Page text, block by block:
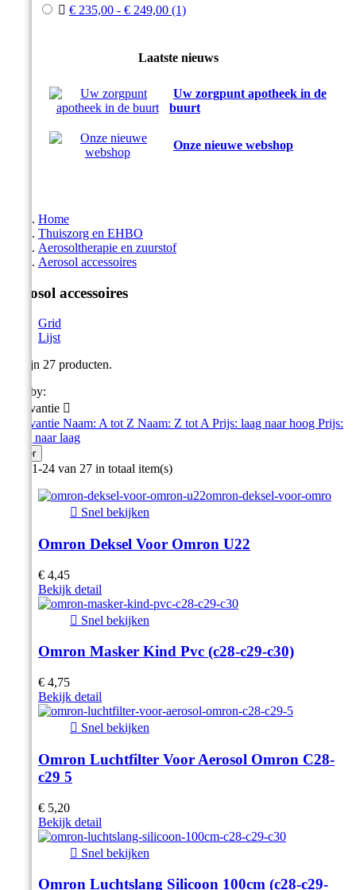
 € 235,00 - € 249,00 (1)
Laatste nieuws
Uw zorgpunt apotheek in de
buurt
Onze nieuwe webshop
Home
Thuiszorg en EHBO
Aerosoltherapie en zuurstof
Aerosol accessoires
Aerosol accessoires
Grid
Lijst
Er zijn 27 producten.
Sort by:
Relevantie 
Relevantie Naam: A tot Z Naam: Z tot A Prijs: laag naar hoog Prijs:
hoog naar laag
Filter
Item 1-24 van 27 in totaal item(s)
 Snel bekijken
Omron Deksel Voor Omron U22
€ 4,45
Bekijk detail
 Snel bekijken
Omron Masker Kind Pvc (c28-c29-c30)
€ 4,75
Bekijk detail
 Snel bekijken
Omron Luchtfilter Voor Aerosol Omron C28-
c29 5
€ 5,20
Bekijk detail
 Snel bekijken
Omron Luchtslang Silicoon 100cm (c28-c29-